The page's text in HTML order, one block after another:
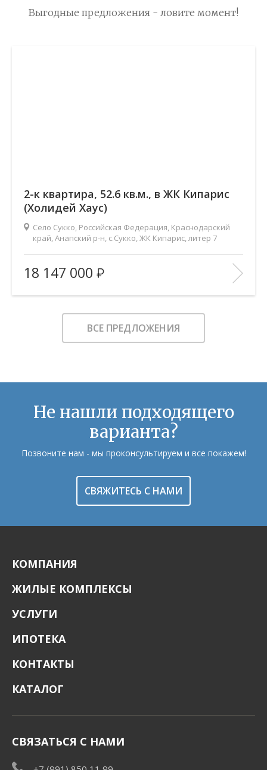
Выгодные предложения - ловите момент!
2-к квартира, 52.6 кв.м., в ЖК Кипарис
(Холидей Хаус)
Село Сукко, Российская Федерация, Краснодарский
край, Анапский р-н, с.Сукко, ЖК Кипарис, литер 7
Площадь (общ/жил/кух), м2:
52.6/21/20
Количество комнат:
2
Этаж:
6/8
В ИЗБРАННОЕ
18 147 000
ВСЕ ПРЕДЛОЖЕНИЯ
Не нашли подходящего
варианта?
Позвоните нам - мы проконсультируем и все покажем!
СВЯЖИТЕСЬ С НАМИ
КОМПАНИЯ
ЖИЛЫЕ КОМПЛЕКСЫ
УСЛУГИ
ИПОТЕКА
КОНТАКТЫ
КАТАЛОГ
СВЯЗАТЬСЯ С НАМИ